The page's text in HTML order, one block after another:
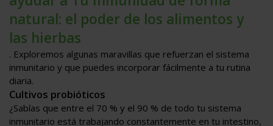
natural: el poder de los alimentos y
las hierbas
. Exploremos algunas maravillas que refuerzan el sistema
inmunitario y que puedes incorporar fácilmente a tu rutina
diaria.
Cultivos probióticos
¿Sabías que entre el 70 % y el 90 % de todo tu sistema
inmunitario está trabajando constantemente en tu intestino,